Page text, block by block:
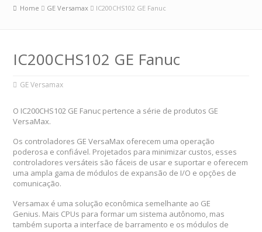
Home GE Versamax IC200CHS102 GE Fanuc
IC200CHS102 GE Fanuc
GE Versamax
O IC200CHS102 GE Fanuc pertence a série de produtos GE
VersaMax.
Os controladores GE VersaMax oferecem uma operação
poderosa e confiável. Projetados para minimizar custos, esses
controladores versáteis são fáceis de usar e suportar e oferecem
uma ampla gama de módulos de expansão de I/O e opções de
comunicação.
Versamax é uma solução econômica semelhante ao GE
Genius. Mais CPUs para formar um sistema autônomo, mas
também suporta a interface de barramento e os módulos de